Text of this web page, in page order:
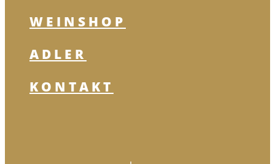
WEINSHOP
ADLER
KONTAKT